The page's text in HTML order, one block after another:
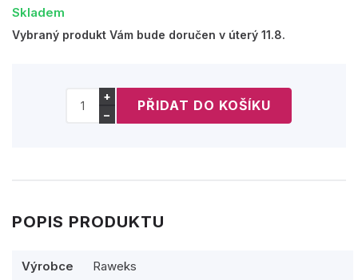
Skladem
Vybraný produkt Vám bude doručen v úterý 11.8.
+
−
POPIS PRODUKTU
Výrobce Raweks